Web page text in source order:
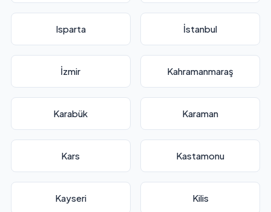
Isparta İstanbul
İzmir Kahramanmaraş
Karabük Karaman
Kars Kastamonu
Kayseri Kilis